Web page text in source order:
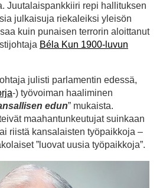
Juutalaispankkiiri repi hallituksen
julkaisuja riekaleiksi yleisön
kuin punaisen terrorin aloittanut
Béla Kun 1900-luvun
julisti parlamentin edessä,
-) työvoiman haaliminen
edun” mukaista.
maahantunkeutujat suinkaan
riistä kansalaisten työpaikkoja –
”luovat uusia työpaikkoja”.